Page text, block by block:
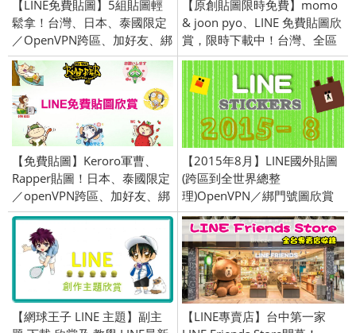
【LINE免費貼圖】5組貼圖輕
鬆拿！台灣、日本、泰國限定
／OpenVPN跨區、加好友、綁
門號／2025/04/29
【原創貼圖限時免費】momo
& joon pyo、LINE 免費貼圖欣
賞，限時下載中！台灣、全區
限定
【免費貼圖】Keroro軍曹、
Rapper貼圖！日本、泰國限定
／openVPN跨區、加好友、綁
門號／2018/07/27
【2015年8月】LINE國外貼圖
(跨區到全世界總整
理)OpenVPN／綁門號圖欣賞
【網球王子 LINE 主題】副主
【LINE專賣店】台中第一家